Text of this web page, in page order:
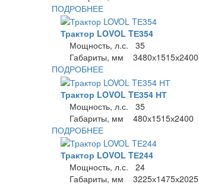
ПОДРОБНЕЕ
Трактор LOVOL TЕ354
Мощность, л.с. 35
Габариты, мм 3480х1515х2400
ПОДРОБНЕЕ
Трактор LOVOL TЕ354 НТ
Мощность, л.с. 35
Габариты, мм 480х1515х2400
ПОДРОБНЕЕ
Трактор LOVOL TЕ244
Мощность, л.с. 24
Габариты, мм 3225х1475х2025